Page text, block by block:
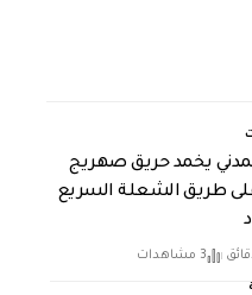
يخمد حريق صهريج
طريق الشعلة السريع
3 مشاهدات